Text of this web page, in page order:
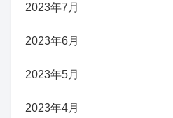
2023年7月
2023年6月
2023年5月
2023年4月